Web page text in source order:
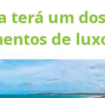
terá um
de